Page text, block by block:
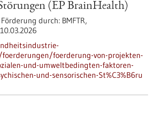
(EP BrainHealth)
Förderung durch: BMFTR,
10.03.2026
foerderung-von-projekten-
und-umweltbedingten-faktoren-
und-sensorischen-St%C3%B6ru